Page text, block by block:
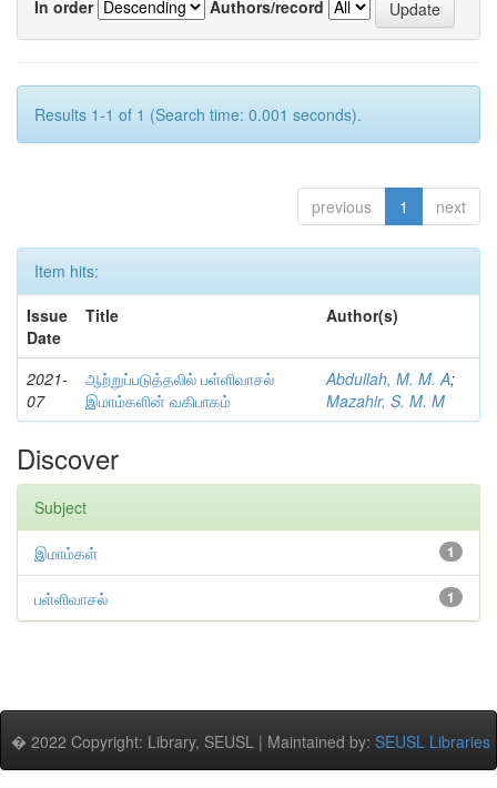
In order
Authors/record
Results 1-1 of 1 (Search time: 0.001 seconds).
previous 1 next
Item hits:
Issue
Date
Title Author(s)
2021-
07
ஆற்றுப்படுத்தலில் பள்ளிவாசல்
இமாம்களின் வகிபாகம்
Abdullah, M. M. A;
Mazahir, S. M. M
Discover
Subject
1
இமாம்கள்
1
பள்ளிவாசல்
� 2022 Copyright: Library, SEUSL | Maintained by: SEUSL Libraries